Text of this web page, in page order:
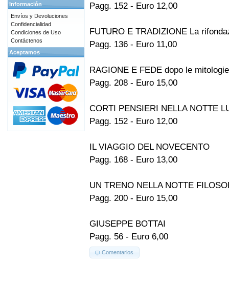
Pagg. 152 - Euro 12,00
FUTURO E TRADIZIONE La
Pagg. 136 - Euro 11,00
RAGIONE E FEDE dopo le
Pagg. 208 - Euro 15,00
CORTI PENSIERI NELLA NOTTE
Pagg. 152 - Euro 12,00
IL VIAGGIO DEL NOVECENTO
Pagg. 168 - Euro 13,00
UN TRENO NELLA NOTTE
Pagg. 200 - Euro 15,00
GIUSEPPE BOTTAI
Pagg. 56 - Euro 6,00
Comentarios
Información
Envíos y Devoluciones
Confidencialidad
Condiciones de Uso
Contáctenos
Aceptamos